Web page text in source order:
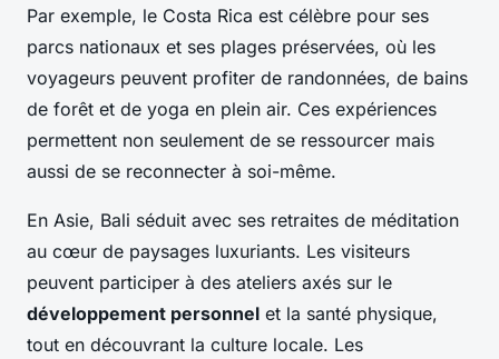
Par exemple, le Costa Rica est célèbre pour ses
parcs nationaux et ses plages préservées, où les
voyageurs peuvent profiter de randonnées, de bains
de forêt et de yoga en plein air. Ces expériences
permettent non seulement de se ressourcer mais
aussi de se reconnecter à soi-même.
En Asie, Bali séduit avec ses retraites de méditation
au cœur de paysages luxuriants. Les visiteurs
peuvent participer à des ateliers axés sur le
développement personnel et la santé physique,
tout en découvrant la culture locale. Les